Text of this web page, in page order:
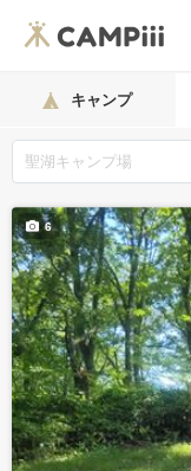
キャンプ
6